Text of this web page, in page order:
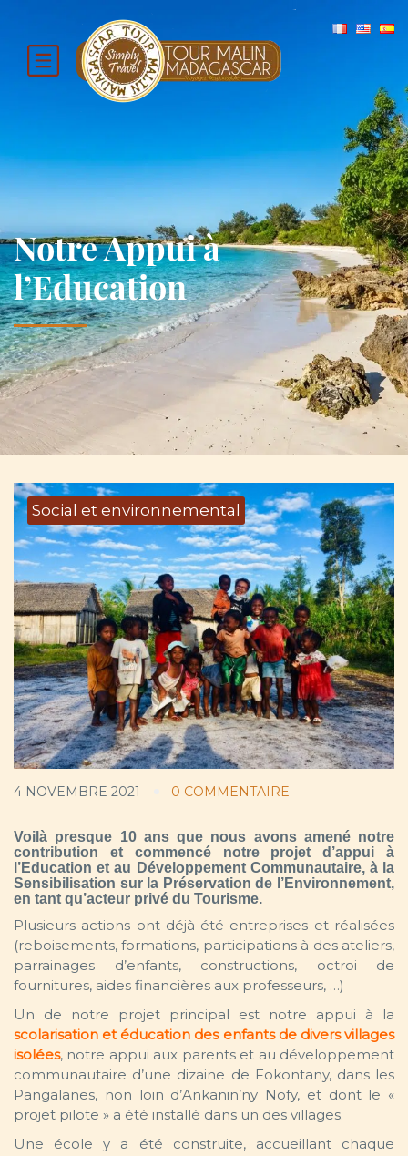
Notre Appui à
l’Education
Social et environnemental
4 NOVEMBRE 2021 0 COMMENTAIRE
Voilà presque 10 ans que nous avons amené notre
contribution et commencé notre projet d’appui à
l’Education et au Développement Communautaire, à la
Sensibilisation sur la Préservation de l’Environnement,
en tant qu’acteur privé du Tourisme.
Plusieurs actions ont déjà été entreprises et réalisées
(reboisements, formations, participations à des ateliers,
parrainages d’enfants, constructions, octroi de
fournitures, aides financières aux professeurs, …)
Un de notre projet principal est notre appui à la
scolarisation et éducation des enfants de divers villages
isolées, notre appui aux parents et au développement
communautaire d’une dizaine de Fokontany, dans les
Pangalanes, non loin d’Ankanin’ny Nofy, et dont le «
projet pilote » a été installé dans un des villages.
Une école y a été construite, accueillant chaque